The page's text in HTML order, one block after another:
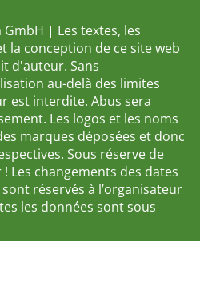
| Les textes, les
la conception de ce site web
d'auteur. Sans
au-delà des limites
est interdite. Abus sera
Les logos et les noms
marques déposées et donc
Sous réserve de
Les changements des dates
réservés à l’organisateur
les données sont sous